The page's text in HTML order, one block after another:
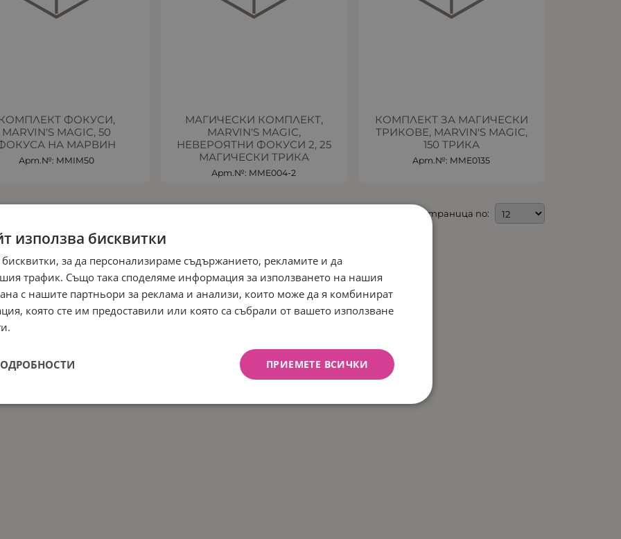
КОМПЛЕКТ ФОКУСИ,
MARVIN′S MAGIC, 50
НА МАРВИН
Арт.№: MMIM50
МАГИЧЕСКИ КОМПЛЕКТ,
MARVIN′S MAGIC,
НЕВЕРОЯТНИ ФОКУСИ 2, 25
МАГИЧЕСКИ ТРИКА
Арт.№: MME004-2
КОМПЛЕКТ ЗА МАГИЧЕСКИ
ТРИКОВЕ, MARVIN′S MAGIC,
150 ТРИКА
Арт.№: MME0135
На страница по:
използва бисквитки
за да персонализираме съдържанието, рекламите и да
трафик. Също така споделяме информация за използването на нашия
с нашите партньори за реклама и анализи, които може да я комбинират
която сте им предоставили или която са събрали от вашето използване
ПРИЕМЕТЕ ВСИЧКИ